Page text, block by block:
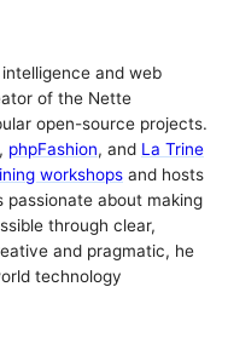
and web
of the Nette
open-source projects.
, phpFashion, and La Trine
workshops and hosts
passionate about making
through clear,
and pragmatic, he
technology